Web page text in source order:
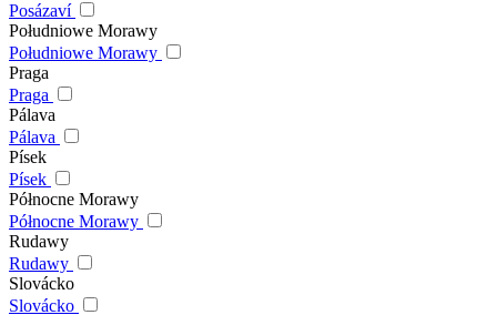
Posázaví
Południowe Morawy
Południowe Morawy
Praga
Praga
Pálava
Pálava
Písek
Písek
Północne Morawy
Północne Morawy
Rudawy
Rudawy
Slovácko
Slovácko